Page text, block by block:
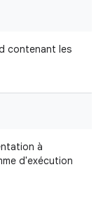
contenant les
à
d'exécution